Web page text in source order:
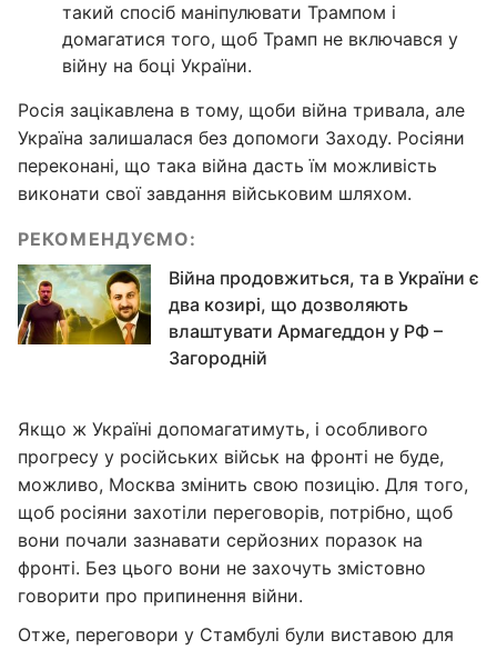
такий спосіб маніпулювати Трампом і
домагатися того, щоб Трамп не включався у
війну на боці України.
Росія зацікавлена в тому, щоби війна тривала, але
Україна залишалася без допомоги Заходу. Росіяни
переконані, що така війна дасть їм можливість
виконати свої завдання військовим шляхом.
РЕКОМЕНДУЄМО:
Війна продовжиться, та в України є
два козирі, що дозволяють
влаштувати Армагеддон у РФ –
Загородній
Якщо ж Україні допомагатимуть, і особливого
прогресу у російських військ на фронті не буде,
можливо, Москва змінить свою позицію. Для того,
щоб росіяни захотіли переговорів, потрібно, щоб
вони почали зазнавати серйозних поразок на
фронті. Без цього вони не захочуть змістовно
говорити про припинення війни.
Отже, переговори у Стамбулі були виставою для